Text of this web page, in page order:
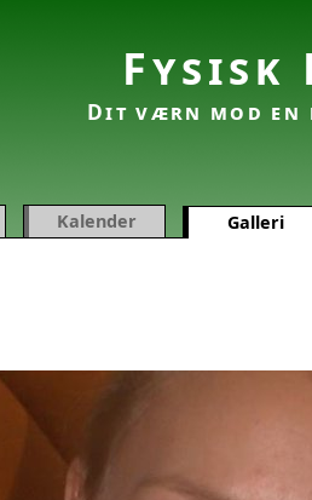
Fysisk
Dit værn mod
Kalender Galleri